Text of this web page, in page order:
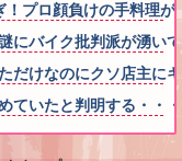
プロ顔負けの手料理
にバイク批判派が湧い
だけなのにクソ店主
ていたと判明する・・